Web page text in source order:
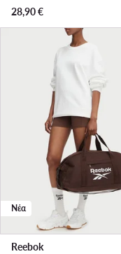
28,90€
Νέα
Reebok